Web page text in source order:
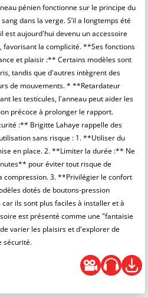
pénien fonctionne sur le principe du
dans la verge. S’il a longtemps été
est aujourd'hui devenu un accessoire
favorisant la complicité. **Ses fonctions
et plaisir :** Certains modèles sont
tandis que d'autres intègrent des
de mouvements. * **Retardateur
les testicules, l'anneau peut aider les
précoce à prolonger le rapport.
:** Brigitte Lahaye rappelle des
sans risque : 1. **Utiliser du
en place. 2. **Limiter la durée :** Ne
pour éviter tout risque de
compression. 3. **Privilégier le confort
dotés de boutons-pression
ils sont plus faciles à installer et à
est présenté comme une "fantaisie
varier les plaisirs et d'explorer de
sécurité.